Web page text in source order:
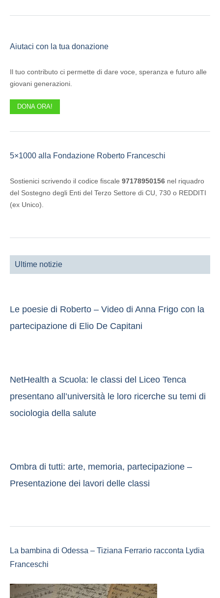
Aiutaci con la tua donazione
Il tuo contributo ci permette di dare voce, speranza e futuro alle
giovani generazioni.
DONA ORA!
5×1000 alla Fondazione Roberto Franceschi
Sostienici scrivendo il codice fiscale 97178950156 nel riquadro
del Sostegno degli Enti del Terzo Settore di CU, 730 o REDDITI
(ex Unico).
Ultime notizie
Le poesie di Roberto – Video di Anna Frigo con la
partecipazione di Elio De Capitani
NetHealth a Scuola: le classi del Liceo Tenca
presentano all’università le loro ricerche su temi di
sociologia della salute
Ombra di tutti: arte, memoria, partecipazione –
Presentazione dei lavori delle classi
La bambina di Odessa – Tiziana Ferrario racconta Lydia
Franceschi